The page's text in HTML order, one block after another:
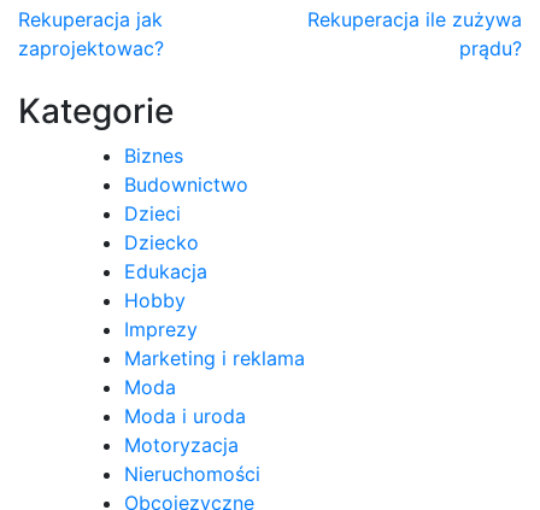
Nawigacja
wpisu
Rekuperacja jak
zaprojektowac?
Rekuperacja ile zużywa
prądu?
Kategorie
Biznes
Budownictwo
Dzieci
Dziecko
Edukacja
Hobby
Imprezy
Marketing i reklama
Moda
Moda i uroda
Motoryzacja
Nieruchomości
Obcojęzyczne